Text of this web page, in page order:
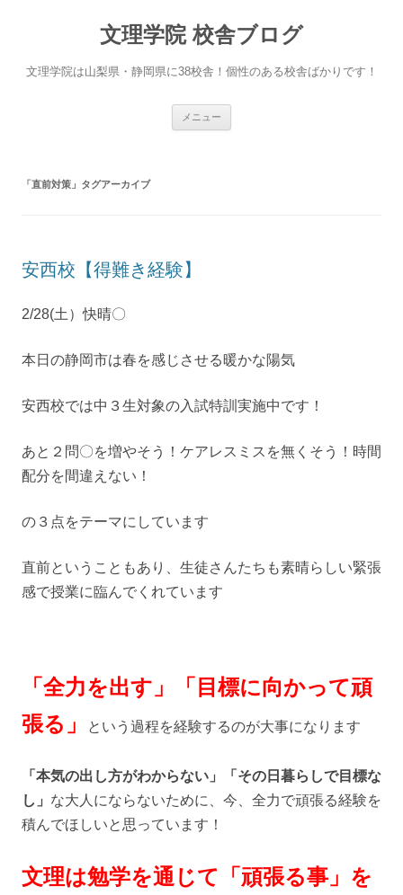
文理学院 校舎ブログ
文理学院は山梨県・静岡県に38校舎！個性のある校舎ばかりです！
メニュー
「直前対策 」タグアーカイブ
安西校【得難き経験】
2/28(土）快晴〇
本日の静岡市は春を感じさせる暖かな陽気
安西校では中３生対象の入試特訓実施中です！
あと２問〇を増やそう！ケアレスミスを無くそう！時間
配分を間違えない！
の３点をテーマにしています
直前ということもあり、生徒さんたちも素晴らしい緊張
感で授業に臨んでくれています
「全力を出す」「目標に向かって頑
張る」
という過程を経験するのが大事になります
「本気の出し方がわからない」「その日暮らしで目標な
し」 な大人にならないために、今、全力で頑張る経験を
積んでほしいと思っています！
文理は勉学を通じて「頑張る事」を